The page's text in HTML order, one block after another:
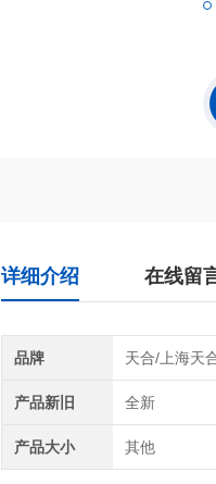
详细介绍 在线留
品牌 天合/上海天
产品新旧 全新
产品大小 其他